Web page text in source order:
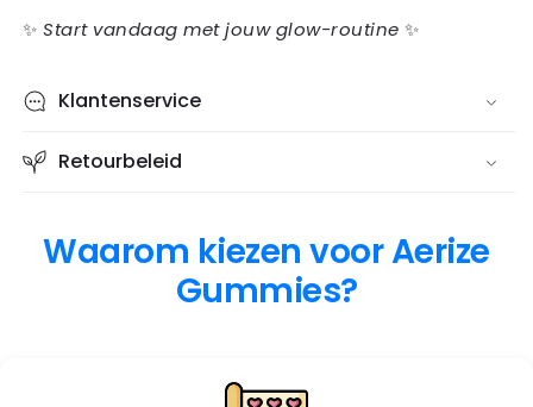
✨ Start vandaag met jouw glow-routine ✨
Klantenservice
Retourbeleid
Waarom kiezen voor Aerize
Gummies?